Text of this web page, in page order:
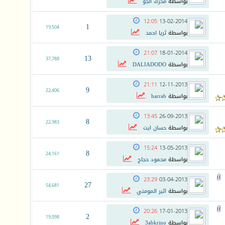
13-02-2014
12:05
بواسطةثريا احمد 1
19,504
18-01-2014
21:07
بواسطةDALIADODO
13
37,788
12-11-2013
21:11
بواسطة harrab
9
22,406
26-09-2013
13:45
بواسطةحسان ايت 8
22,983
13-05-2013
15:24
بواسطةمحمود حجاج 8
24,161
03-04-2013
23:29
بواسطة اثير المومني 27
54,681
17-01-2013
20:26
بواسطة 3abkrino
2
19,098